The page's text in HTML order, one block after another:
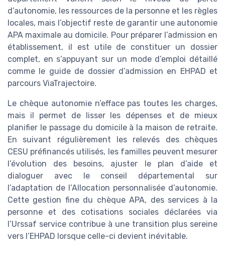
d’autonomie, les ressources de la personne et les règles
locales, mais l’objectif reste de garantir une autonomie
APA maximale au domicile. Pour préparer l’admission en
établissement, il est utile de constituer un dossier
complet, en s’appuyant sur un mode d’emploi détaillé
comme le guide de dossier d’admission en EHPAD et
parcours ViaTrajectoire.
Le chèque autonomie n’efface pas toutes les charges,
mais il permet de lisser les dépenses et de mieux
planifier le passage du domicile à la maison de retraite.
En suivant régulièrement les relevés des chèques
CESU préfinancés utilisés, les familles peuvent mesurer
l’évolution des besoins, ajuster le plan d’aide et
dialoguer avec le conseil départemental sur
l’adaptation de l’Allocation personnalisée d’autonomie.
Cette gestion fine du chèque APA, des services à la
personne et des cotisations sociales déclarées via
l’Urssaf service contribue à une transition plus sereine
vers l’EHPAD lorsque celle-ci devient inévitable.